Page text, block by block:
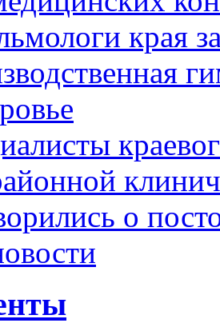
края
о